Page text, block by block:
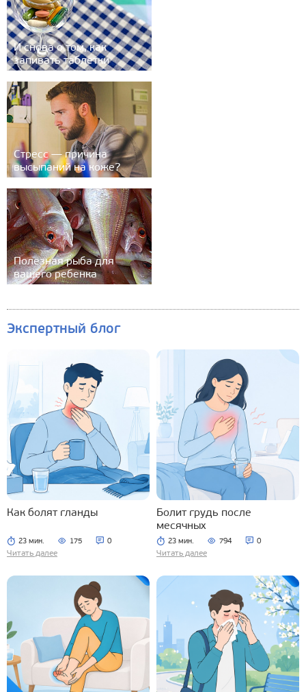
И снова о том, как
запивать таблетки
Стресс — причина
высыпаний на коже?
Полезная рыба для
вашего ребенка
Экспертный блог
Как болят гланды
23 мин. 175 0
Читать далее
Болит грудь после
месячных
23 мин. 794 0
Читать далее